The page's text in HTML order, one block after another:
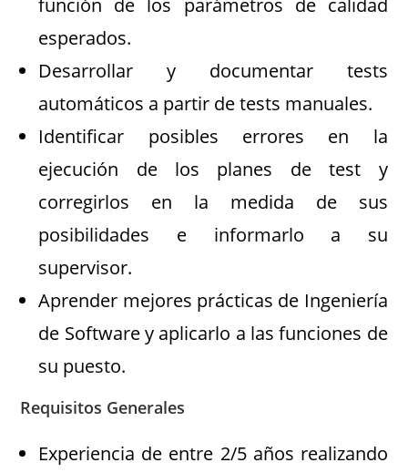
función de los parámetros de calidad
esperados.
Desarrollar y documentar tests
automáticos a partir de tests manuales.
Identificar posibles errores en la
ejecución de los planes de test y
corregirlos en la medida de sus
posibilidades e informarlo a su
supervisor.
Aprender mejores prácticas de Ingeniería
de Software y aplicarlo a las funciones de
su puesto.
Requisitos Generales
Experiencia de entre 2/5 años realizando